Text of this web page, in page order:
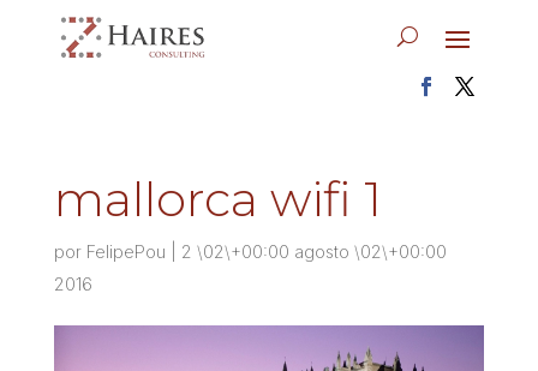
mallorca wifi 1
por FelipePou
2 \02\+00:00 agosto \02\+00:00
2016